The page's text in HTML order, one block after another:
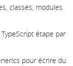
classes, modules
étape par
pour écrire du